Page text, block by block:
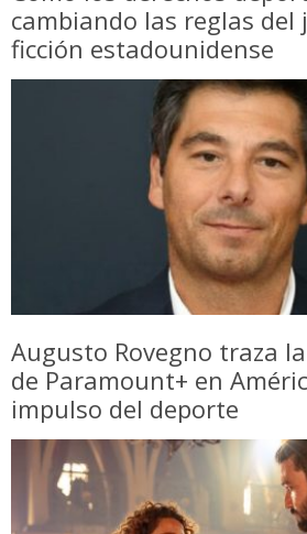
cambiando las reglas del
ficción estadounidense
Augusto Rovegno traza
de Paramount+ en
impulso del deporte